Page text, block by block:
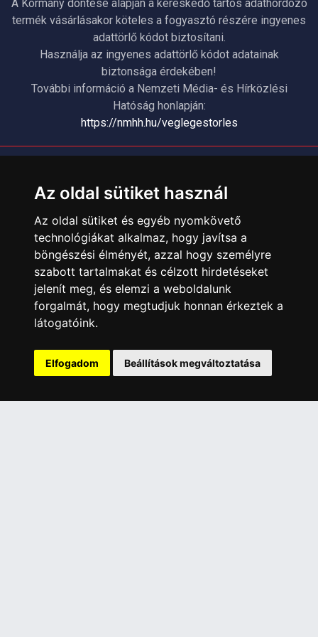
Az oldal sütiket használ
Az oldal sütiket és egyéb nyomkövető
technológiákat alkalmaz, hogy javítsa a
böngészési élményét, azzal hogy személyre
szabott tartalmakat és célzott hirdetéseket
jelenít meg, és elemzi a weboldalunk
forgalmát, hogy megtudjuk honnan érkeztek a
látogatóink.
Elfogadom Beállítások megváltoztatása
A Kormány döntése alapján a kereskedő tartós adathordozó
termék vásárlásakor köteles a fogyasztó részére ingyenes
adattörlő kódot biztosítani.
Használja az ingyenes adattörlő kódot adatainak
biztonsága érdekében!
További információ a Nemzeti Média- és Hírközlési
Hatóság honlapján:
https://nmhh.hu/veglegestorles
Elérhetőségek
Webszolgáltatás
Üzleteinkben az elektronikus fizetés mód kizárólag átutalással
érhető el, bankkártyás fizetésre nincs lehetőség.
INFORMÁCIÓK
Általános Szerződési Feltételek
Adatkezelési nyilatkozat
Szolgáltatásaink
Szállítási információk